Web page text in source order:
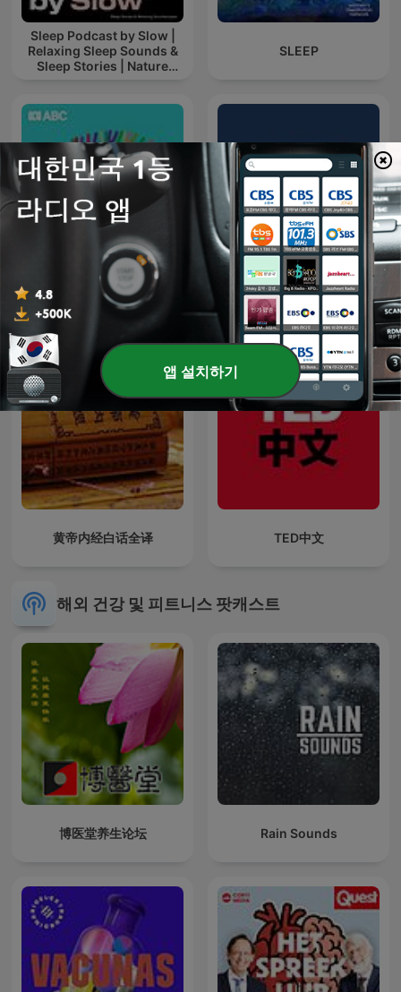
Sleep Podcast by Slow |
Relaxing Sleep Sounds &
Sleep Stories | Nature
SLEEP
All In The Mind 倪海厦仲景心法传讲
黄帝内经白话全译 TED中文
해외 건강 및 피트니스 팟캐스트
博医堂养生论坛 Rain Sounds
앱 설치하기